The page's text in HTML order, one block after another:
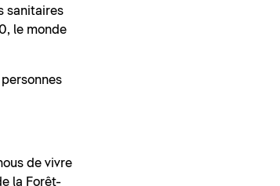
sanitaires
le monde
de vivre
la Forêt-